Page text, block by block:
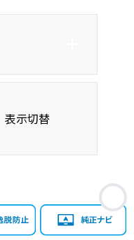
高い順
表示切替
お